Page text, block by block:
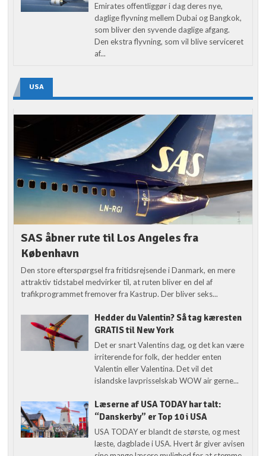
Emirates offentliggør i dag deres nye,
daglige flyvning mellem Dubai og Bangkok,
som bliver den syvende daglige afgang.
Den ekstra flyvning, som vil blive serviceret
af...
USA
SAS åbner rute til Los Angeles fra
København
Den store efterspørgsel fra fritidsrejsende i Danmark, en mere
attraktiv tidstabel medvirker til, at ruten bliver en del af
trafikprogrammet fremover fra Kastrup. Der bliver seks...
Hedder du Valentin? Så tag kæresten
GRATIS til New York
Det er snart Valentins dag, og det kan være
irriterende for folk, der hedder enten
Valentin eller Valentina. Det vil det
islandske lavprisselskab WOW air gerne...
Læserne af USA TODAY har talt:
“Danskerby” er Top 10 i USA
USA TODAY er blandt de største, og mest
læste, dagblade i USA. Hvert år giver avisen